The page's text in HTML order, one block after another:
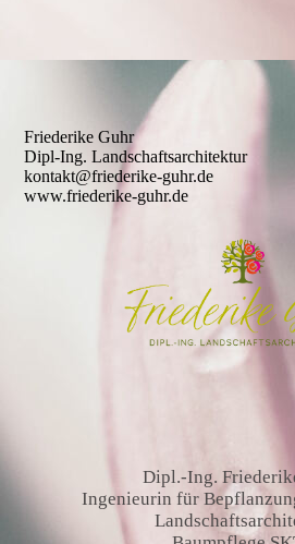
Friederike Guhr
Dipl-Ing. Landschaftsarchitektur
kontakt@friederike-guhr.de
www.friederike-guhr.de
Dipl.-Ing.
Ingenieurin für